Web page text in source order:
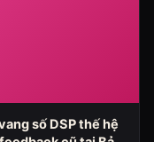
số DSP thế hệ